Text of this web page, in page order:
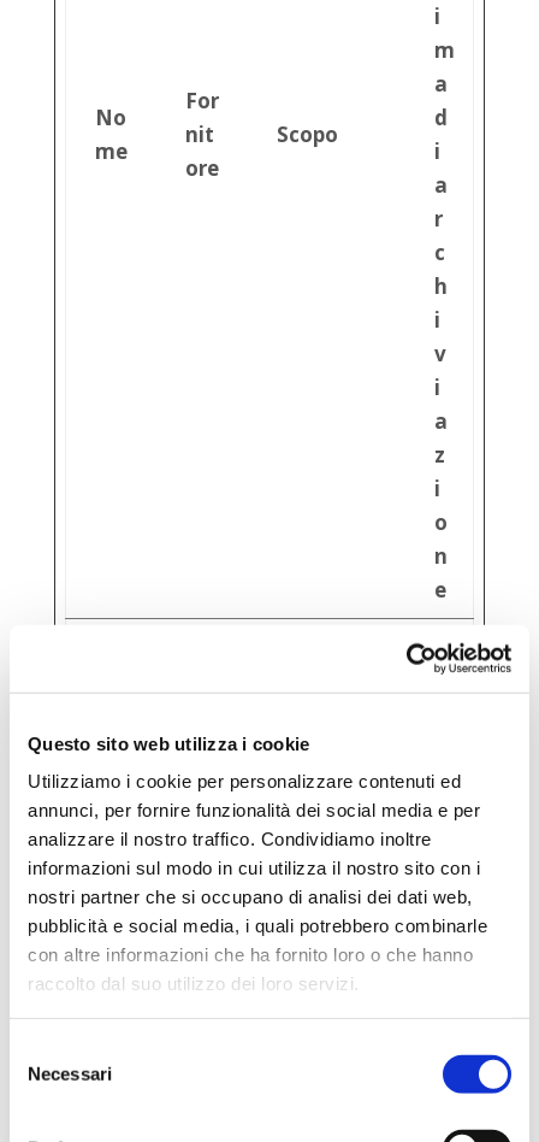
Questo sito web utilizza i cookie
Utilizziamo i cookie per personalizzare contenuti ed
annunci, per fornire funzionalità dei social media e per
analizzare il nostro traffico. Condividiamo inoltre
informazioni sul modo in cui utilizza il nostro sito con i
nostri partner che si occupano di analisi dei dati web,
pubblicità e social media, i quali potrebbero combinarle
con altre informazioni che ha fornito loro o che hanno
raccolto dal suo utilizzo dei loro servizi.
delNecessari
No
me
For
nit
ore
Scopo
i
m
a
d
i
a
r
c
h
i
v
i
a
z
i
o
n
e
utilizzato
per
generare
dati
statistici
su come il
visitatore
utilizza il
sito
2
a
i